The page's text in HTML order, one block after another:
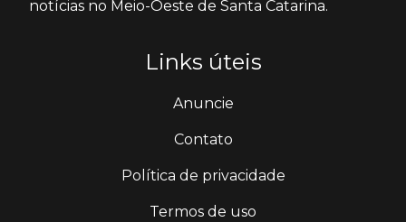
notícias no Meio-Oeste de Santa Catarina.
Links úteis
Anuncie
Contato
Política de privacidade
Termos de uso